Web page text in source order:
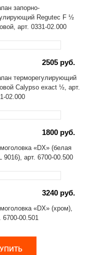
запорно-
Regutec F ½
арт. 0331-02.000
2505 руб.
терморегулирующий
Calypso exact ½, арт.
02.000
1800 руб.
«DX» (белая
9016), арт. 6700-00.500
3240 руб.
«DX» (хром),
6700-00.501